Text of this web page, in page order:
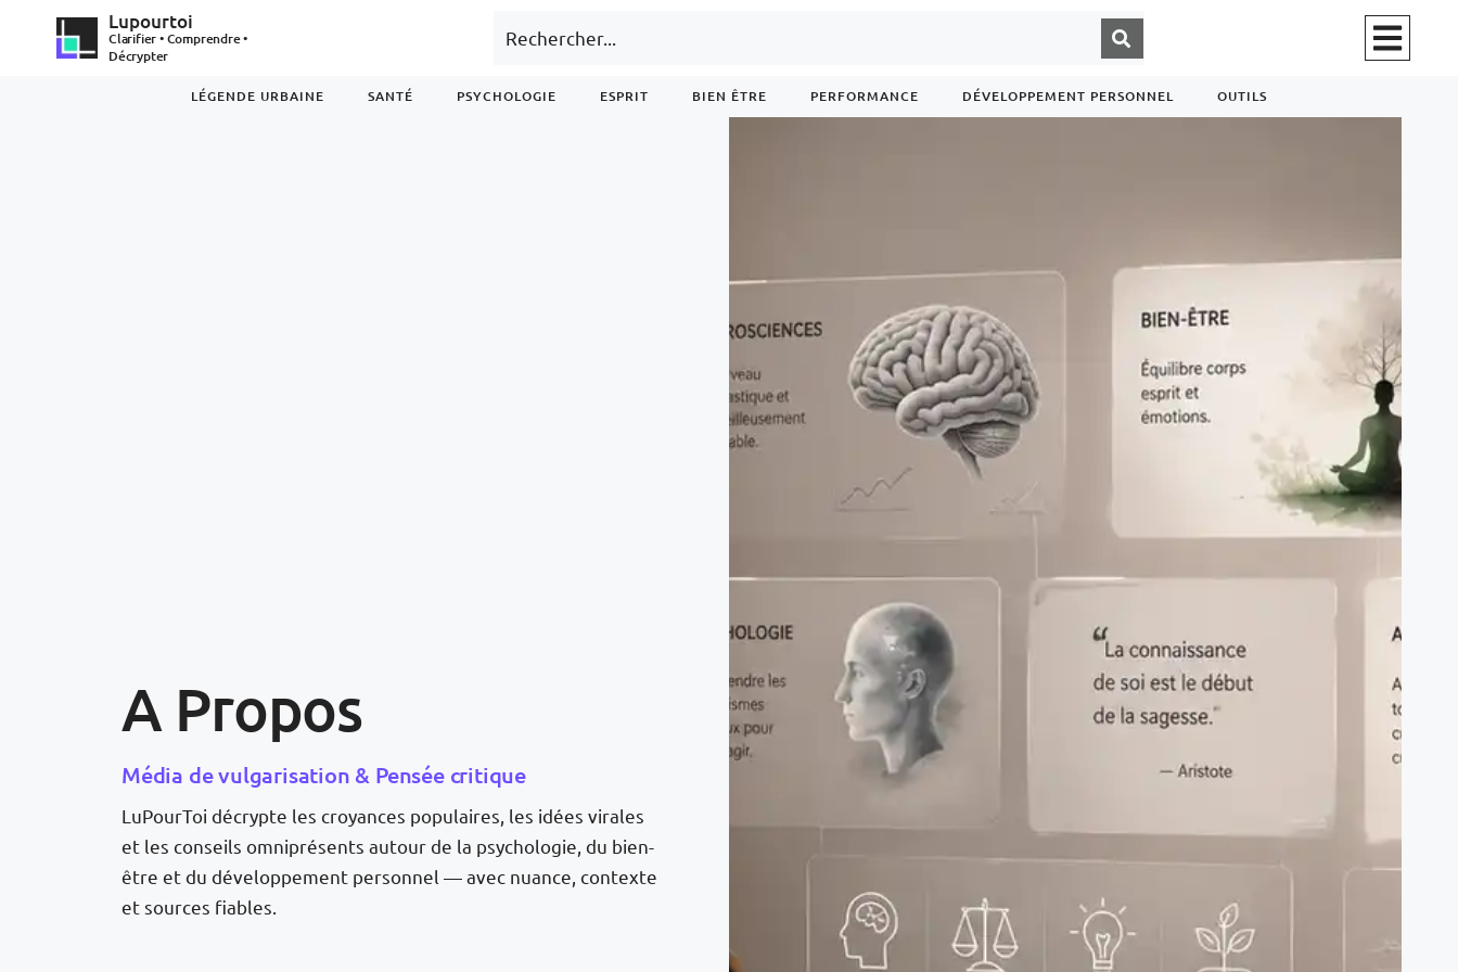
Lupourtoi
Clarifier • Comprendre •
Décrypter
LÉGENDE URBAINE SANTÉ PSYCHOLOGIE ESPRIT BIEN ÊTRE PERFORMANCE DÉVELOPPEMENT PERSONNEL OUTILS
A Propos
Média de vulgarisation & Pensée critique
LuPourToi décrypte les croyances populaires, les idées virales
et les conseils omniprésents autour de la psychologie, du bien-
être et du développement personnel — avec nuance, contexte
et sources fiables.